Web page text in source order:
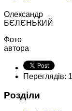
Олександр
БЄЛЄНЬКИЙ
Фото
автора
Переглядів:
Розділи